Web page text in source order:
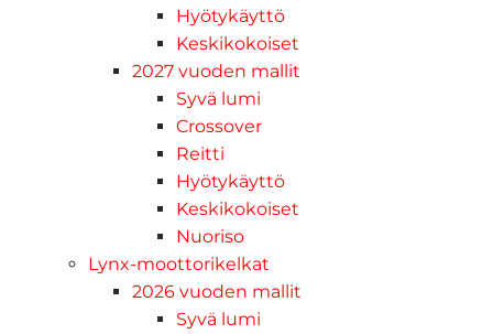
Hyötykäyttö
Keskikokoiset
2027 vuoden mallit
Syvä lumi
Crossover
Reitti
Hyötykäyttö
Keskikokoiset
Nuoriso
Lynx-moottorikelkat
2026 vuoden mallit
Syvä lumi